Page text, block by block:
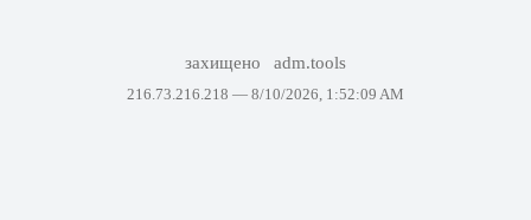
захищено adm.tools
216.73.216.218 — 8/10/2026, 1:52:09 AM